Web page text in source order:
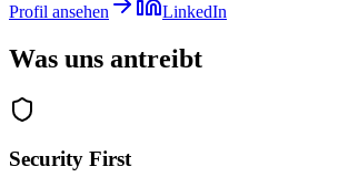
Profil ansehen LinkedIn
Was uns antreibt
Security First